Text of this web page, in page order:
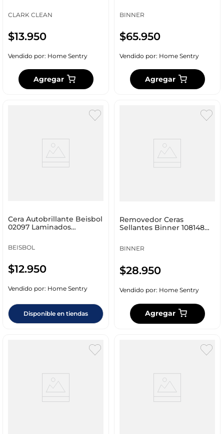
CLARK CLEAN
$13.950
Vendido por: Home Sentry
Agregar
BINNER
$65.950
Vendido por: Home Sentry
Agregar
Cera Autobrillante Beisbol
02097 Laminados
BEISBOL
$12.950
Vendido por: Home Sentry
Disponible en tiendas
Removedor Ceras
Sellantes Binner 108148
BINNER
$28.950
Vendido por: Home Sentry
Agregar